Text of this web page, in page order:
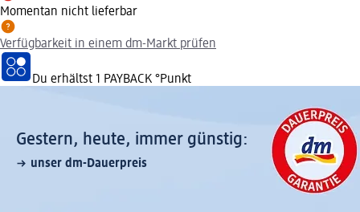
Momentan nicht lieferbar
Verfügbarkeit in einem dm-Markt prüfen
Du erhältst 1 PAYBACK °Punkt
Gestern, heute, immer günstig:
unser dm-Dauerpreis